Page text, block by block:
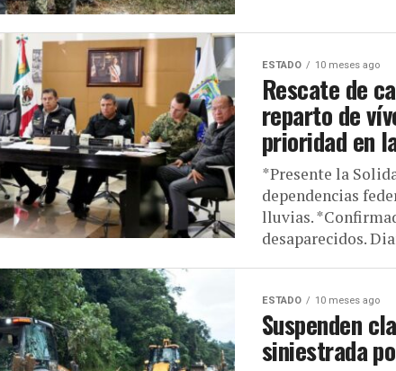
ESTADO 10 meses ago
Rescate de
reparto de
prioridad en
*Presente la
dependencias
lluvias.
desaparecidos.
ESTADO 10 meses ago
Suspenden
siniestrada